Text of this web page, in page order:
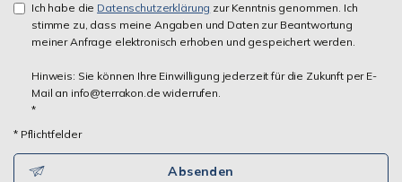
Ich habe die Datenschutzerklärung zur Kenntnis genommen. Ich
stimme zu, dass meine Angaben und Daten zur Beantwortung
meiner Anfrage elektronisch erhoben und gespeichert werden.
Hinweis: Sie können Ihre Einwilligung jederzeit für die Zukunft per E-
Mail an info@terrakon.de widerrufen.
*
* Pflichtfelder
Absenden